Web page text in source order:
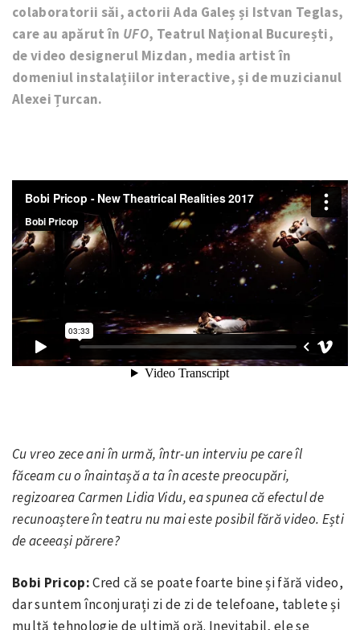
colaboratorii săi, actorii Ada Galeș și Istvan Teglas,
care au apărut în UFO, Teatrul Național București,
de video designerul Mizdan, media artist în
domeniul instalațiilor interactive, și de muzicianul
Alexei Țurcan.
Cu vreo zece ani în urmă, într-un interviu pe care îl
făceam cu o înaintașă a ta în aceste preocupări,
regizoarea Carmen Lidia Vidu, ea spunea că efectul de
recunoaștere în teatru nu mai este posibil fără video. Ești
de aceeași părere?
Bobi Pricop:Cred că se poate foarte bine și fără video,
dar suntem înconjurați zi de zi de telefoane, tablete și
multă tehnologie de ultimă oră. Inevitabil, ele se